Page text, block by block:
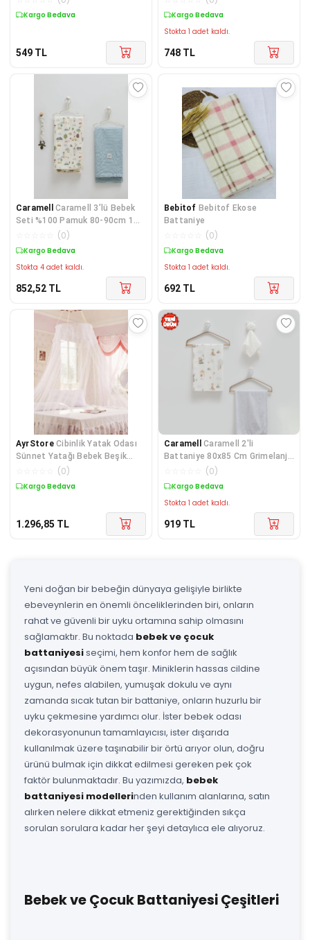
Kargo Bedava
549 TL
Kargo Bedava
Stokta 1 adet kaldı.
748 TL
Caramell
Caramell 3’lü Bebek
Seti %100 Pamuk 80-90cm 1
Müslin Battaniye +
(0)
Kargo Bedava
Stokta 4 adet kaldı.
852,52 TL
Bebitof Bebitof Ekose
Battaniye
(0)
Kargo Bedava
Stokta 1 adet kaldı.
692 TL
AyrStore Cibinlik Yatak Odası
Sünnet Yatağı Bebek Beşik
Cibinliği Büyük Boy Cibinlik 1430
(0)
Kargo Bedava
1.296,85 TL
Caramell
Caramell 2'li
Battaniye 80x85 Cm Grimelanj
CRM.GRİMLNJ.2466
(0)
Kargo Bedava
Stokta 1 adet kaldı.
919 TL
Yeni doğan bir bebeğin dünyaya gelişiyle birlikte
ebeveynlerin en önemli önceliklerinden biri, onların
rahat ve güvenli bir uyku ortamına sahip olmasını
sağlamaktır. Bu noktada bebek ve çocuk
battaniyesiseçimi, hem konfor hem de sağlık
açısından büyük önem taşır. Miniklerin hassas cildine
uygun, nefes alabilen, yumuşak dokulu ve aynı
zamanda sıcak tutan bir battaniye, onların huzurlu bir
uyku çekmesine yardımcı olur. İster bebek odası
dekorasyonunun tamamlayıcısı, ister dışarıda
kullanılmak üzere taşınabilir bir örtü arıyor olun, doğru
ürünü bulmak için dikkat edilmesi gereken pek çok
faktör bulunmaktadır. Bu yazımızda, bebek
battaniyesi modellerinden kullanım alanlarına, satın
alırken nelere dikkat etmeniz gerektiğinden sıkça
sorulan sorulara kadar her şeyi detaylıca ele alıyoruz.
Bebek ve Çocuk Battaniyesi Çeşitleri